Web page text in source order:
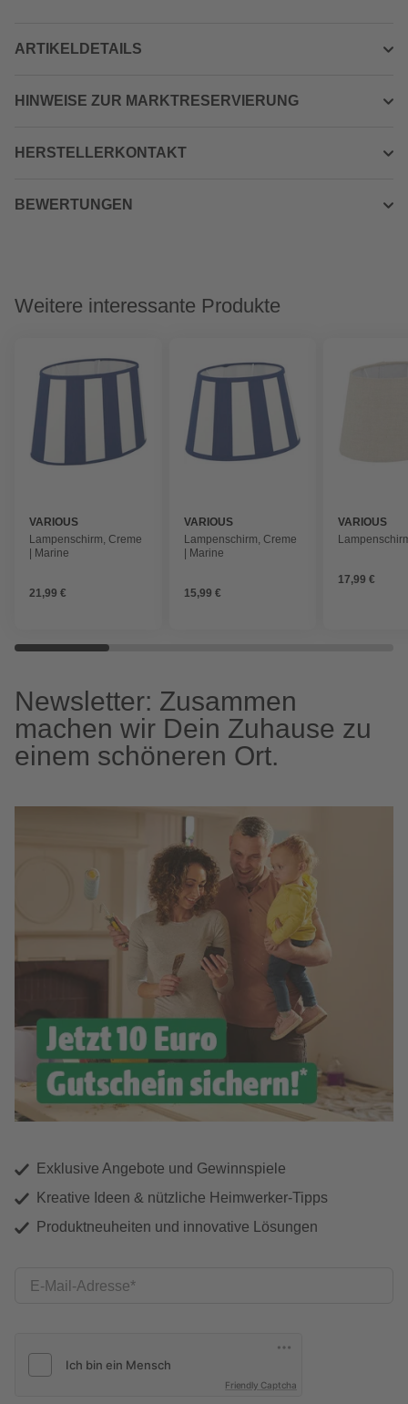
ARTIKELDETAILS
HINWEISE ZUR MARKTRESERVIERUNG
HERSTELLERKONTAKT
BEWERTUNGEN
Weitere interessante Produkte
VARIOUS
Lampenschirm, Creme
| Marine
21,99 €
VARIOUS
Lampenschirm, Creme
| Marine
15,99 €
VARIOUS
17,99 €
Newsletter: Zusammen
machen wir Dein Zuhause zu
einem schöneren Ort.
Exklusive Angebote und Gewinnspiele
Kreative Ideen & nützliche Heimwerker-Tipps
Produktneuheiten und innovative Lösungen
E-Mail-Adresse
Friendly Captcha